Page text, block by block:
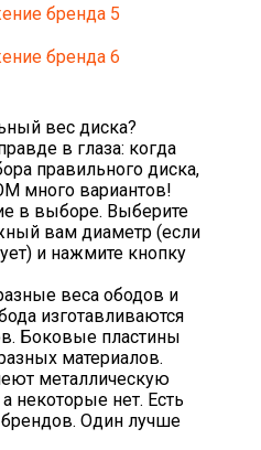
вес диска?
в глаза: когда
правильного диска,
много вариантов!
в выборе. Выберите
вам диаметр (если
и нажмите кнопку
веса ободов и
изготавливаются
Боковые пластины
материалов.
металлическую
некоторые нет. Есть
Один лучше